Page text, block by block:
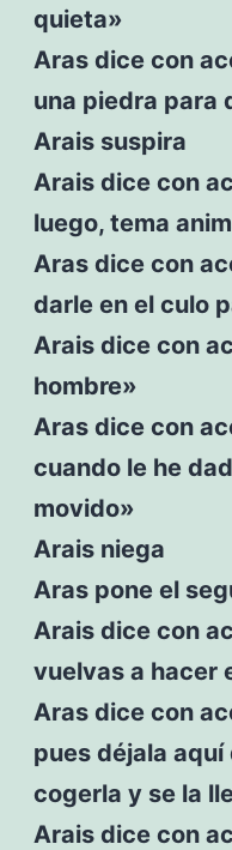
quieta»
Aras dice con
una piedra para
Arais suspira
Arais dice con
luego, tema
Aras dice con
darle en el culo
Arais dice con
hombre»
Aras dice con
cuando le he
movido»
Arais niega
Aras pone el
Arais dice con
vuelvas a hacer
Aras dice con
pues déjala
cogerla y se la
Arais dice con